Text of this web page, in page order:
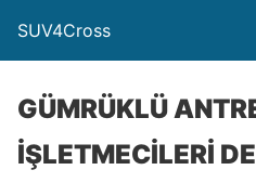
SUV4Cross
GÜMRÜKLÜ
İŞLETMECİLERİ